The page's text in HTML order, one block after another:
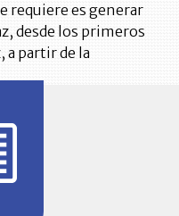
requiere es generar
desde los primeros
a partir de la